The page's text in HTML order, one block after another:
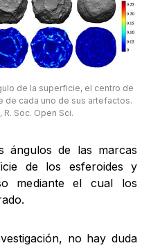
de la superficie, el centro de
de cada uno de sus artefactos.
Soc. Open Sci.
ángulos de las marcas
de los esferoides y
mediante el cual los
no hay duda